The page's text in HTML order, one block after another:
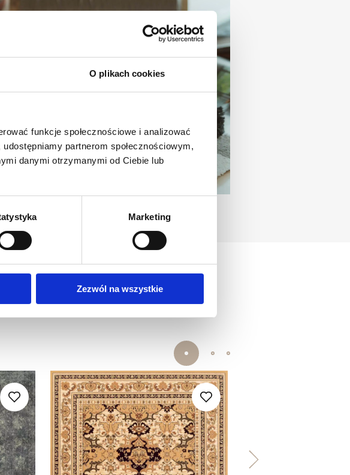
O plikach cookies
funkcje społecznościowe i analizować
partnerom społecznościowym,
danymi otrzymanymi od Ciebie lub
Marketing
Zezwól na wszystkie